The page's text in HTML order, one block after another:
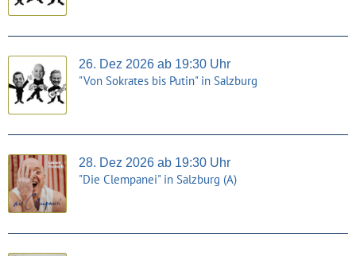
26. Dez 2026 ab 19:30 Uhr
"Von Sokrates bis Putin" in Salzburg
28. Dez 2026 ab 19:30 Uhr
"Die Clempanei" in Salzburg (A)